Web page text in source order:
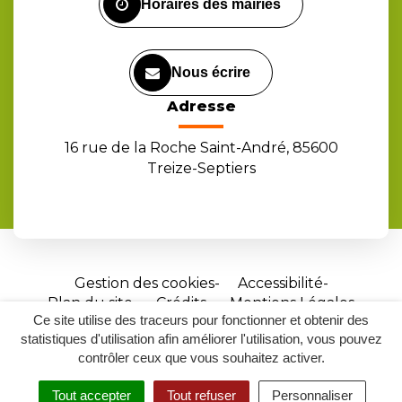
Ce site utilise des traceurs pour fonctionner et obtenir des
statistiques d'utilisation afin améliorer l'utilisation, vous pouvez
contrôler ceux que vous souhaitez activer.
Tout accepter Tout refuser Personnaliser
Horaires des mairies
Nous écrire
Adresse
16 rue de la Roche Saint-André, 85600
Treize-Septiers
Gestion des cookies
Accessibilité
Plan du site
Crédits
Mentions Légales
Site
réalisé
par
Inovagora